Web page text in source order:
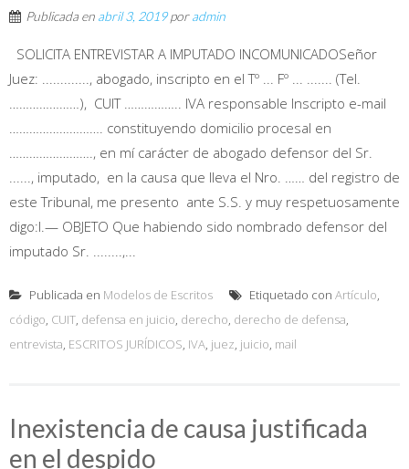
Publicada en abril 3, 2019poradmin
SOLICITA ENTREVISTAR A IMPUTADO INCOMUNICADOSeñor
Juez: ............., abogado, inscripto en el Tº ... Fº ... ....... (Tel.
…………………), CUIT …………….. IVA responsable Inscripto e-mail
………………………. constituyendo domicilio procesal en
……………………., en mí carácter de abogado defensor del Sr.
......, imputado, en la causa que lleva el Nro. …… del registro de
este Tribunal, me presento ante S.S. y muy respetuosamente
digo:I.— OBJETO Que habiendo sido nombrado defensor del
imputado Sr. ........,...
Publicada en Modelos de Escritos Etiquetado con Artículo,
código, CUIT, defensa en juicio, derecho, derecho de defensa,
entrevista, ESCRITOS JURÍDICOS, IVA, juez, juicio, mail
Inexistencia de causa justificada
en el despido